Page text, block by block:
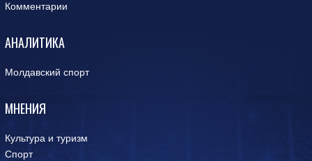
Комментарии
АНАЛИТИКА
Молдавский спорт
МНЕНИЯ
Культура и туризм
Спорт